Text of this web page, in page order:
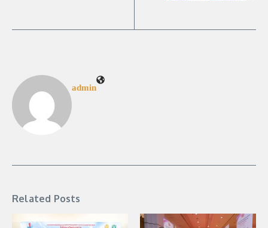
admin
Related Posts